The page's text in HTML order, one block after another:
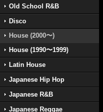
Old School R&B
Disco
House (2000〜)
House (1990〜1999)
Latin House
Japanese Hip Hop
Japanese R&B
Japanese Reggae